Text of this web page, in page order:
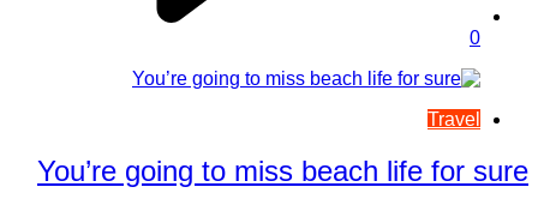
0
Travel
You’re going to miss beach life for sure